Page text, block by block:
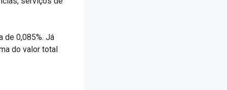
de 0,085%. Já
do valor total